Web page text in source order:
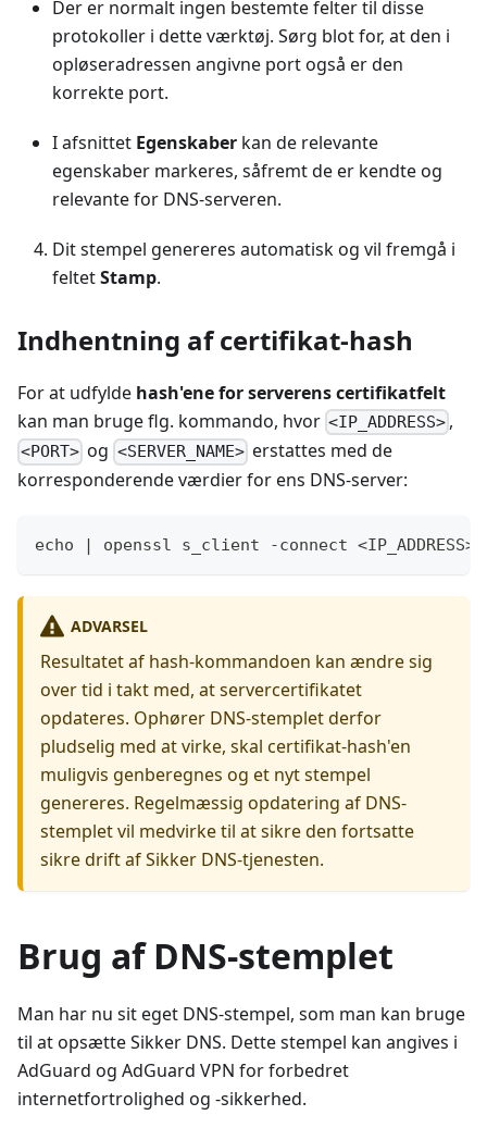
Der er normalt ingen bestemte felter til disse
protokoller i dette værktøj. Sørg blot for, at den i
opløseradressen angivne port også er den
korrekte port.
I afsnittet Egenskaber kan de relevante
egenskaber markeres, såfremt de er kendte og
relevante for DNS-serveren.
Dit stempel genereres automatisk og vil fremgå i
feltetStamp.
Indhentning af certifikat-hash
For at udfylde hash'ene for serverens certifikatfelt
kan man bruge flg. kommando, hvor <IP_ADDRESS> ,
<PORT> og <SERVER_NAME> erstattes med de
korresponderende værdier for ens DNS-server:
echo | openssl s_client -connect
ADVARSEL
Resultatet af hash-kommandoen kan ændre sig
over tid i takt med, at servercertifikatet
opdateres. Ophører DNS-stemplet derfor
pludselig med at virke, skal certifikat-hash'en
muligvis genberegnes og et nyt stempel
genereres. Regelmæssig opdatering af DNS-
stemplet vil medvirke til at sikre den fortsatte
sikre drift af Sikker DNS-tjenesten.
Brug af DNS-stemplet
Man har nu sit eget DNS-stempel, som man kan bruge
til at opsætte Sikker DNS. Dette stempel kan angives i
AdGuard og AdGuard VPN for forbedret
internetfortrolighed og -sikkerhed.